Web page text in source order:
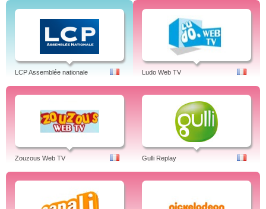
LCP Assemblée nationale Ludo Web TV
Zouzous Web TV Gulli Replay